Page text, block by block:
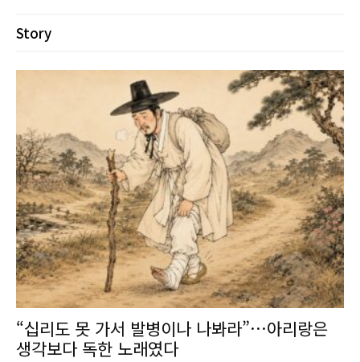
Story
“십리도 못 가서 발병이나 나봐라”…아리랑은
생각보다 독한 노래였다